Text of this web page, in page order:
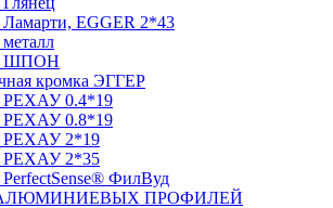
EGGER 2*43
ШПОН
кромка ЭГГЕР
PЕХАУ 0.4*19
PЕХАУ 0.8*19
PЕХАУ 2*19
PЕХАУ 2*35
ФилВуд
ПРОФИЛЕЙ